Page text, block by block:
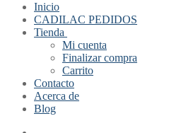
Inicio
CADILAC PEDIDOS
Tienda
Mi cuenta
Finalizar compra
Carrito
Contacto
Acerca de
Blog